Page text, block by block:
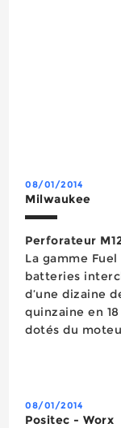
08/01/2014
Milwaukee
Perforateur
La gamme
batteries
d’une dizaine
quinzaine en 18 volts. Tous ces
dotés du
08/01/2014
Positec - Worx